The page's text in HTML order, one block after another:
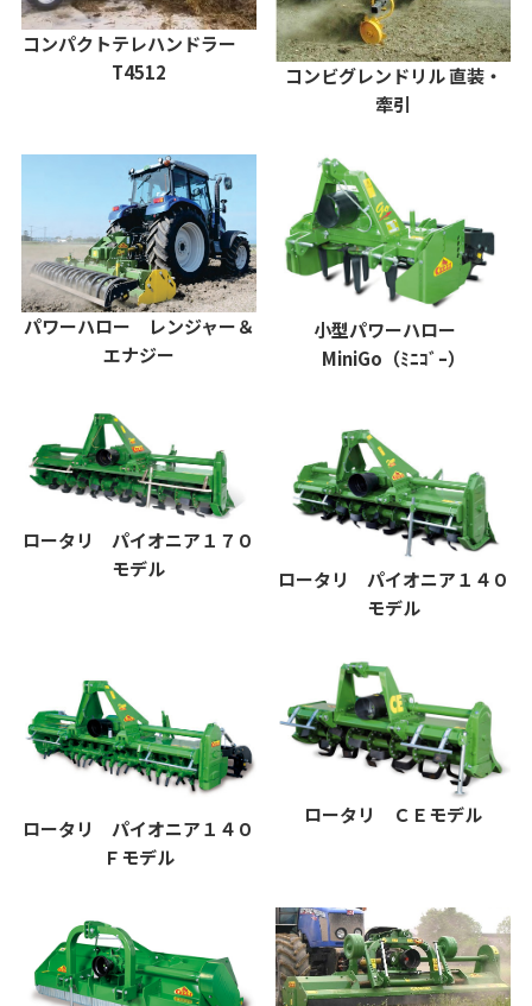
コンパクトテレハンドラー
T4512
コンビグレンドリル 直装・
牽引
パワーハロー レンジャー＆
エナジー
小型パワーハロー
MiniGo（ﾐﾆｺﾞｰ）
ロータリ パイオニア１７０
モデル
ロータリ パイオニア１４０
モデル
ロータリ パイオニア１４０
Ｆモデル
ロータリ ＣＥモデル